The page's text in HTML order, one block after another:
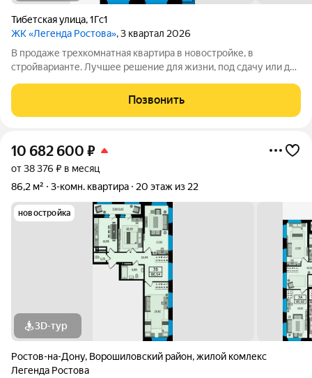
Тибетская улица,1Гс1
ЖК «Легенда Ростова», 3 квартал 2026
В продаже трехкомнатная квартира в новостройке, в
стройварианте. Лучшее решение для жизни, под сдачу или для
достаточно места для хранения. Одним из главных
преимуществ этой квартиры - три
Позвонить
10 682 600 ₽
от 38 376 ₽ в месяц
86,2 м²
3-комн. квартира 20 этаж из 22
новостройка
3D-тур
Ростов-на-Дону, Ворошиловский район,жилой комлекс
Легенда Ростова